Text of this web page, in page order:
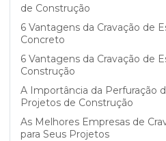
de Construção
6 Vantagens da Cravação de
Concreto
6 Vantagens da Cravação de
Construção
A Importância da Perfuração
Projetos de Construção
As Melhores Empresas de
para Seus Projetos